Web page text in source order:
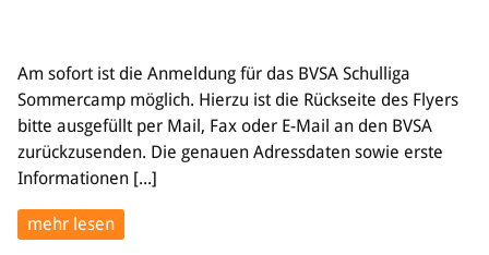
Am sofort ist die Anmeldung für das BVSA Schulliga
Sommercamp möglich. Hierzu ist die Rückseite des Flyers
bitte ausgefüllt per Mail, Fax oder E-Mail an den BVSA
zurückzusenden. Die genauen Adressdaten sowie erste
Informationen [...]
mehr lesen